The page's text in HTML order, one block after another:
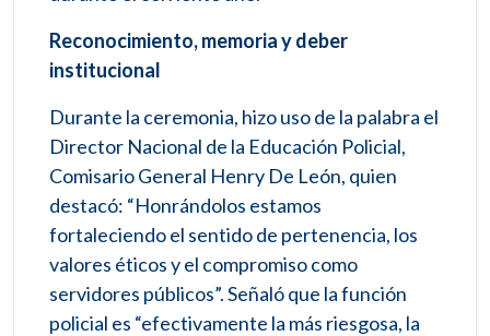
Reconocimiento, memoria y deber
institucional
Durante la ceremonia, hizo uso de la palabra el
Director Nacional de la Educación Policial,
Comisario General Henry De León, quien
destacó: “Honrándolos estamos
fortaleciendo el sentido de pertenencia, los
valores éticos y el compromiso como
servidores públicos”. Señaló que la función
policial es “efectivamente la más riesgosa, la